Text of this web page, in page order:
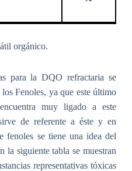
orgánico.
para la DQO refractaria se
Fenoles, ya que este último
muy ligado a este
de referente a éste y en
fenoles se tiene una idea del
siguiente tabla se muestran
representativas tóxicas